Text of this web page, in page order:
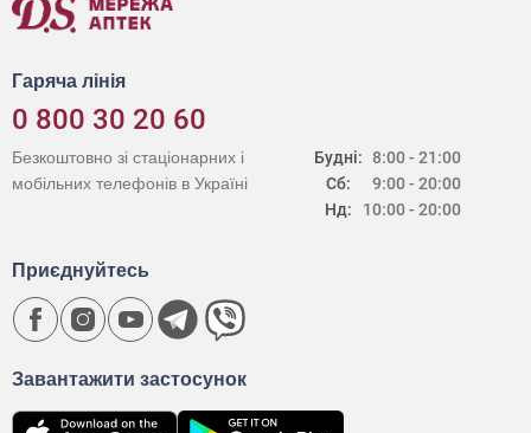
Гаряча лінія
0 800 30 20 60
Будні:
Сб:
Нд:
8:00 - 21:00
9:00 - 20:00
10:00 - 20:00
Безкоштовно зі стаціонарних і
мобільних телефонів в Україні
Завантажити застосунок
Приєднуйтесь